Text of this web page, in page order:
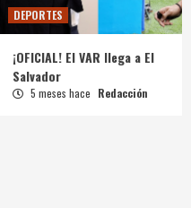
DEPORTES
¡OFICIAL! El VAR llega a El
Salvador
5 meses hace Redacción